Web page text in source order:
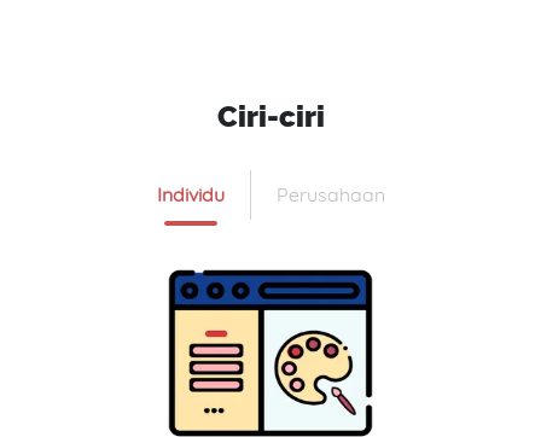
Ciri-ciri
Individu Perusahaan